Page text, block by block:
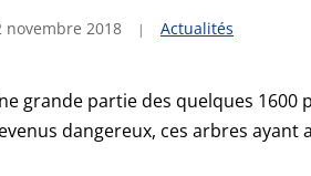
novembre 2018 Actualités
grande partie des quelques 1600
dangereux, ces arbres